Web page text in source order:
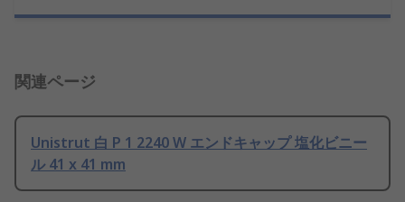
関連ページ
Unistrut 白 P 1 2240 W エンドキャップ 塩化ビニー
ル 41 x 41 mm